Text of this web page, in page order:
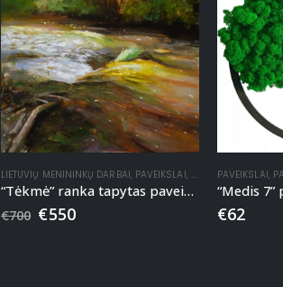
LIETUVIŲ MENININKŲ DARBAI, PAVEIKSLAI, RANKA TAPYTI
“Tėkmė” ranka tapytas paveikslas
€700 €550
PAVEIKSLAI,
€62